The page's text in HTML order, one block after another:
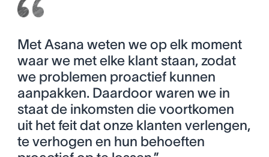
Met Asana weten we op elk moment
waar we met elke klant staan, zodat
we problemen proactief kunnen
aanpakken. Daardoor waren we in
staat de inkomsten die voortkomen
uit het feit dat onze klanten verlengen,
te verhogen en hun behoeften